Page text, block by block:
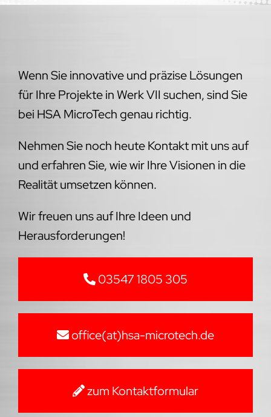
Wenn Sie innovative und präzise Lösungen
für Ihre Projekte in Werk VII suchen, sind Sie
bei HSA MicroTech genau richtig.
Nehmen Sie noch heute Kontakt mit uns auf
und erfahren Sie, wie wir Ihre Visionen in die
Realität umsetzen können.
Wir freuen uns auf Ihre Ideen und
Herausforderungen!
03547 1805 305
office(at)hsa-microtech.de
zum Kontaktformular